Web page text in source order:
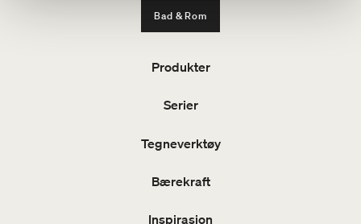
Bad & Rom
Produkter
Serier
Tegneverktøy
Bærekraft
Inspirasjon